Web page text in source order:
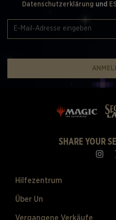
Datenschutzerklärung und
SHARE YOUR
Hilfezentrum
Über Un
Vergangene Verkäufe